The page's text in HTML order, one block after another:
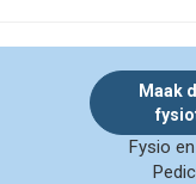
Een nagelstylist
nagels...
Maak
Fysio